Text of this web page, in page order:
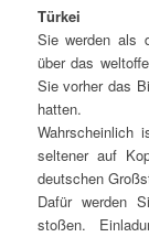
Türkei
Sie werden als
über das
Sie vorher das
hatten.
Wahrscheinlich
seltener auf
deutschen
Dafür werden
stoßen.